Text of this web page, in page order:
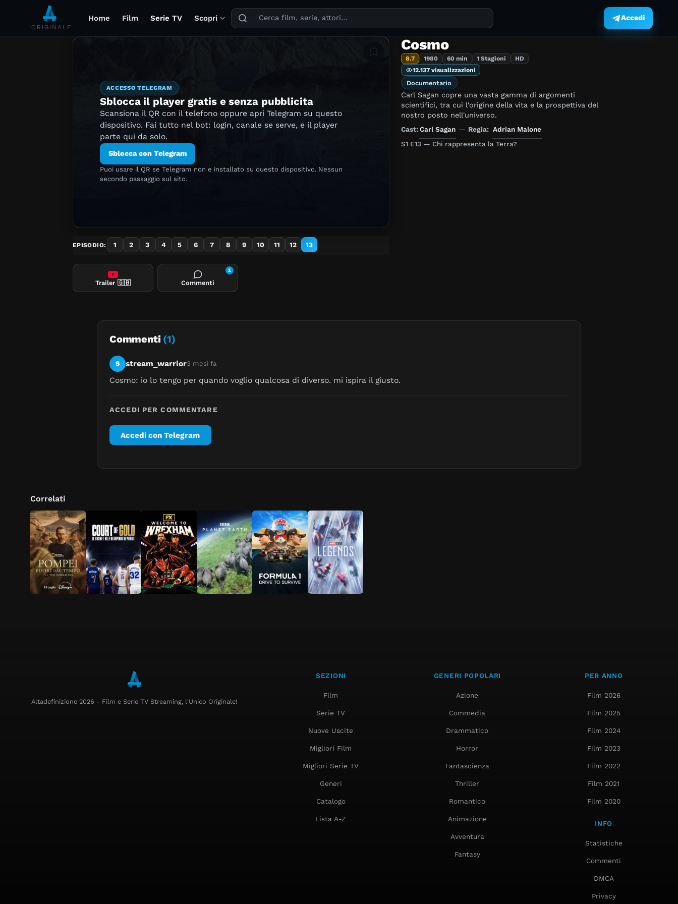
L'ORIGINALE.
Home Film Serie TV Scopri
Puoi cercare film, serie TV, attori, registi, generi e temi.
Accedi
ACCESSO TELEGRAM
Sblocca il player gratis e senza pubblicita
Scansiona il QR con il telefono oppure apri Telegram su questo
dispositivo. Fai tutto nel bot: login, canale se serve, e il player
parte qui da solo.
Sblocca con Telegram
Puoi usare il QR se Telegram non e installato su questo dispositivo. Nessun
secondo passaggio sul sito.
Aggiungi in lista
EPISODIO: 1 2 3 4 5 6 7 8 9 10 11 12 13
Cosmo
8.7 1980 60 min 1 Stagioni
HD
12.137 visualizzazioni
Documentario
Carl Sagan copre una vasta gamma di argomenti
scientifici, tra cui l'origine della vita e la prospettiva del
nostro posto nell'universo.
Cast: Carl Sagan — Regia: Adrian Malone
S1 E13 — Chi rappresenta la Terra?
Trailer 🇬🇧 Commenti
1
Commenti (1)
S stream_warrior3 mesi fa
Cosmo: io lo tengo per quando voglio qualcosa di diverso. mi ispira il giusto.
ACCEDI PER COMMENTARE
Accedi con Telegram
Correlati
Altadefinizione 2026 - Film e Serie TV Streaming, l'Unico Originale!
SEZIONI
Film
Serie TV
Nuove Uscite
Migliori Film
Migliori Serie TV
Generi
Catalogo
Lista A-Z
GENERI POPOLARI
Azione
Commedia
Drammatico
Horror
Fantascienza
Thriller
Romantico
Animazione
Avventura
Fantasy
PER ANNO
Film 2026
Film 2025
Film 2024
Film 2023
Film 2022
Film 2021
Film 2020
INFO
Statistiche
Commenti
DMCA
Privacy